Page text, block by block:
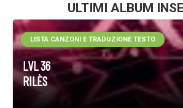
ULTIMI ALBUM
LVL 36
RILÈS
LISTA CANZONI E TRADUZIONE TESTO